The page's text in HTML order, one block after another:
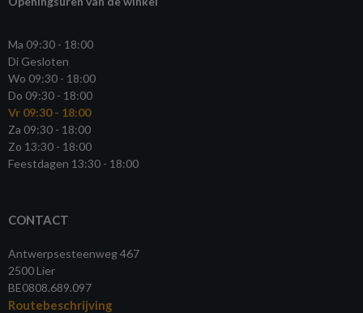
Ma 09:30 - 18:00
Di Gesloten
Wo 09:30 - 18:00
Do 09:30 - 18:00
Vr 09:30 - 18:00
Za 09:30 - 18:00
Zo 13:30 - 18:00
Feestdagen 13:30 - 18:00
CONTACT
Antwerpsesteenweg 467
2500 Lier
BE0808.689.097
Routebeschrijving